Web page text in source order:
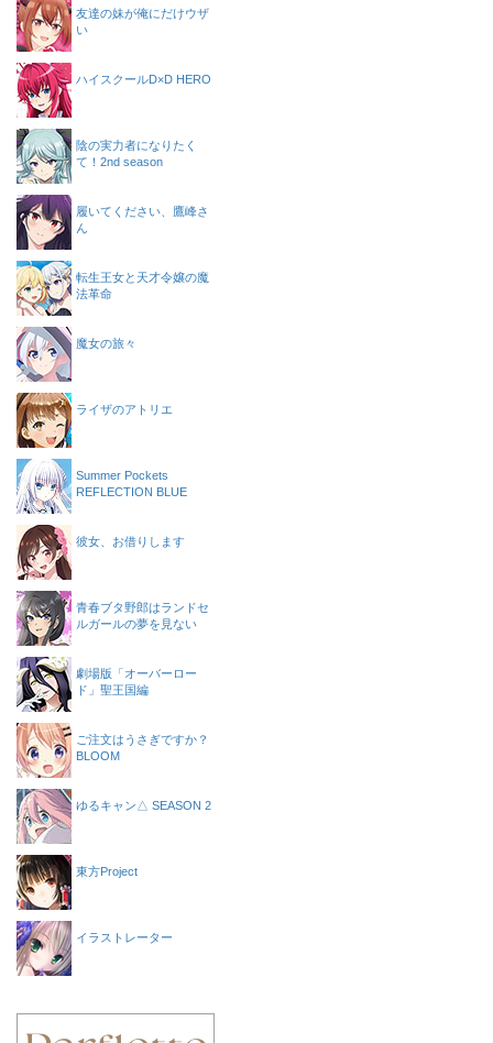
友達の妹が俺にだけウザ
い
ハイスクールD×D HERO
陰の実力者になりたく
て！2nd season
履いてください、鷹峰さ
ん
転生王女と天才令嬢の魔
法革命
魔女の旅々
ライザのアトリエ
Summer Pockets
REFLECTION BLUE
彼女、お借りします
青春ブタ野郎はランドセ
ルガールの夢を見ない
劇場版「オーバーロー
ド」聖王国編
ご注文はうさぎですか？
BLOOM
ゆるキャン△ SEASON 2
東方Project
イラストレーター